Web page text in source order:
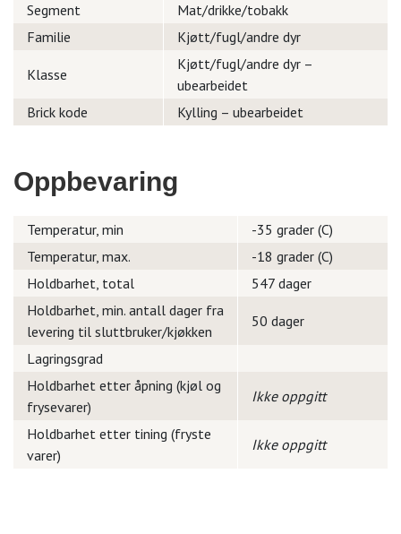
Segment
Mat/drikke/tobakk
Familie
Kjøtt/fugl/andre dyr
Klasse
Kjøtt/fugl/andre dyr –
ubearbeidet
Brick kode
Kylling – ubearbeidet
Oppbevaring
Temperatur, min
-35 grader (C)
Temperatur, max.
-18 grader (C)
Holdbarhet, total
547 dager
Holdbarhet, min. antall dager fra
levering til sluttbruker/kjøkken
50 dager
Lagringsgrad
Holdbarhet etter åpning (kjøl og
frysevarer)
Ikke oppgitt
Holdbarhet etter tining (fryste
varer)
Ikke oppgitt